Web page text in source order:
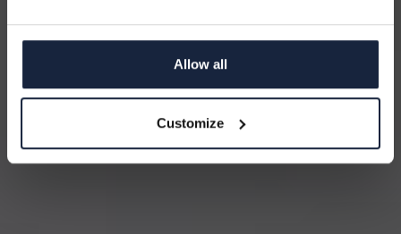
Allow all
Customize